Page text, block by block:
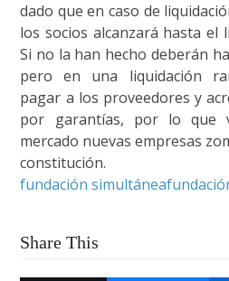
dado que en caso de
los socios alcanzará hasta el
Si no la han hecho deberán
pero en una liquidación
pagar a los proveedores y
por garantías, por lo que
mercado nuevas empresas
constitución.
fundación simultánea
Share This